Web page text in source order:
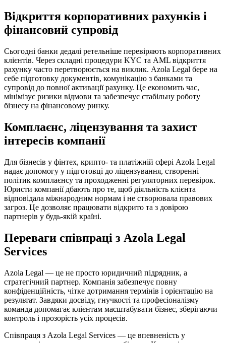
Відкриття корпоративних рахунків і
фінансовий супровід
Сьогодні банки дедалі ретельніше перевіряють корпоративних
клієнтів. Через складні процедури KYC та AML відкриття
рахунку часто перетворюється на виклик. Azola Legal бере на
себе підготовку документів, комунікацію з банками та
супровід до повної активації рахунку. Це економить час,
мінімізує ризики відмови та забезпечує стабільну роботу
бізнесу на фінансовому ринку.
Комплаєнс, ліцензування та захист
інтересів компанії
Для бізнесів у фінтех, крипто- та платіжній сфері Azola Legal
надає допомогу у підготовці до ліцензування, створенні
політик комплаєнсу та проходженні регуляторних перевірок.
Юристи компанії дбають про те, щоб діяльність клієнта
відповідала міжнародним нормам і не створювала правових
загроз. Це дозволяє працювати відкрито та з довірою
партнерів у будь-якій країні.
Переваги співпраці з Azola Legal
Services
Azola Legal — це не просто юридичний підрядник, а
стратегічний партнер. Компанія забезпечує повну
конфіденційність, чітке дотримання термінів і орієнтацію на
результат. Завдяки досвіду, гнучкості та професіоналізму
команда допомагає клієнтам масштабувати бізнес, зберігаючи
контроль і прозорість усіх процесів.
Співпраця з Azola Legal Services — це впевненість у